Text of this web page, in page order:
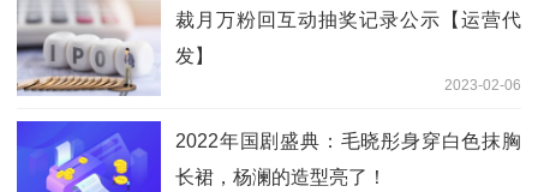
裁月万粉回互动抽奖记录公示【运营代
发】
2023-02-06
2022年国剧盛典：毛晓彤身穿白色抹胸
长裙，杨澜的造型亮了！